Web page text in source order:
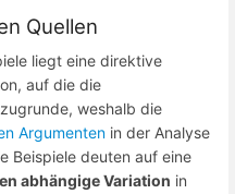
Quellen
liegt eine direktive
auf die die
weshalb die
Argumenten in der Analyse
Beispiele deuten auf eine
abhängige Variation in